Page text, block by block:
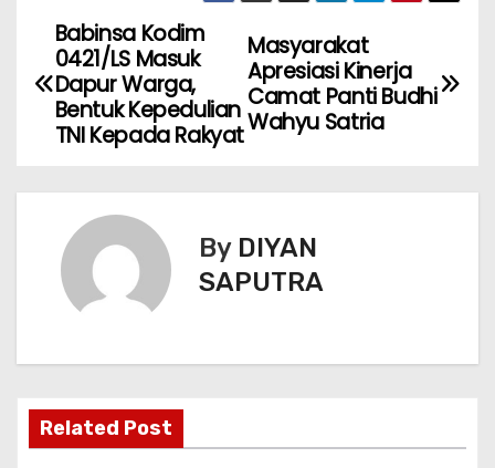
Masyarakat
Apresiasi Kinerja
Camat Panti Budhi
Wahyu Satria
Babinsa Kodim
0421/LS Masuk
Dapur Warga,
Bentuk Kepedulian
TNI Kepada Rakyat
By DIYAN
SAPUTRA
Related Post